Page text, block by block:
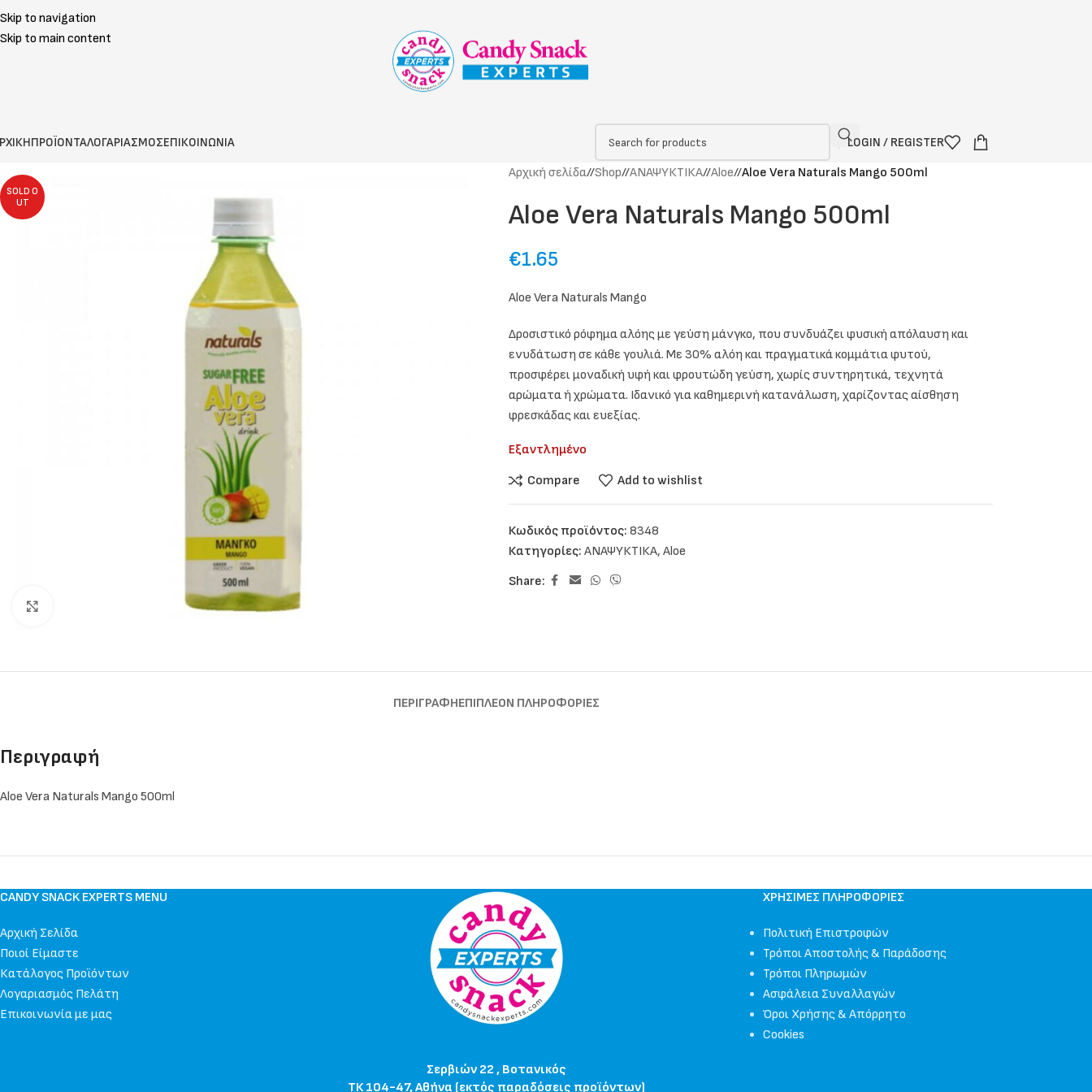
Skip to navigation
Skip to main content
ΠΡΟΪΟΝΤΑΛΟΓΑΡΙΑΣΜΟΣΕΠΙΚΟΙΝΩΝΙΑ LOGIN / REGISTER
SOLD O
UT
Αρχική σελίδα/ Shop/ ΑΝΑΨΥΚΤΙΚΑ/ Aloe/ Aloe Vera Naturals Mango 500ml
Aloe Vera Naturals Mango 500ml
€1.65
Aloe Vera Naturals Mango
Δροσιστικό ρόφημα αλόης με γεύση μάνγκο, που συνδυάζει φυσική απόλαυση και
ενυδάτωση σε κάθε γουλιά. Με 30% αλόη και πραγματικά κομμάτια φυτού,
προσφέρει μοναδική υφή και φρουτώδη γεύση, χωρίς συντηρητικά, τεχνητά
αρώματα ή χρώματα. Ιδανικό για καθημερινή κατανάλωση, χαρίζοντας αίσθηση
φρεσκάδας και ευεξίας.
Εξαντλημένο
Compare
Add to wishlist
Κωδικός προϊόντος: 8348
Κατηγορίες: ΑΝΑΨΥΚΤΙΚΑ, Aloe
Share:
ΠΕΡΙΓΡΑΦΉΕΠΙΠΛΈΟΝ ΠΛΗΡΟΦΟΡΊΕΣ
Περιγραφή
Aloe Vera Naturals Mango 500ml
CANDY SNACK EXPERTS MENU
Αρχική Σελίδα
Ποιοί Είμαστε
Κατάλογος Προϊόντων
Λογαριασμός Πελάτη
Επικοινωνία με μας
Σερβιών 22 , Βοτανικός
ΤΚ 104-47, Αθήνα (εκτός παραδόσεις προϊόντων)
ΧΡΉΣΙΜΕΣ ΠΛΗΡΟΦΟΡΊΕΣ
Πολιτική Επιστροφών
Τρόποι Αποστολής & Παράδοσης
Τρόποι Πληρωμών
Ασφάλεια Συναλλαγών
Όροι Χρήσης & Απόρρητο
Cookies